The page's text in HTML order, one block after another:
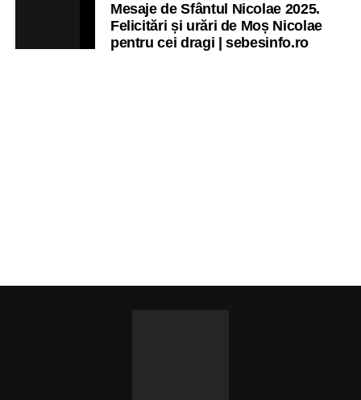
Mesaje de Sfântul Nicolae 2025.
Felicitări și urări de Moș Nicolae
pentru cei dragi | sebesinfo.ro